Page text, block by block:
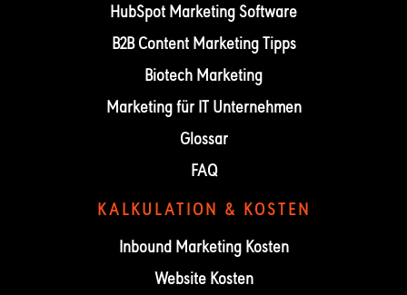
HubSpot Marketing Software
B2B Content Marketing Tipps
Biotech Marketing
Marketing für IT Unternehmen
Glossar
FAQ
KALKULATION & KOSTEN
Inbound Marketing Kosten
Website Kosten